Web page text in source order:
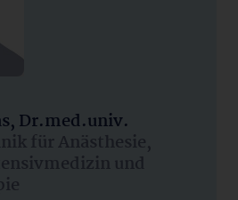
Dr.med.univ.
für Anästhesie,
und